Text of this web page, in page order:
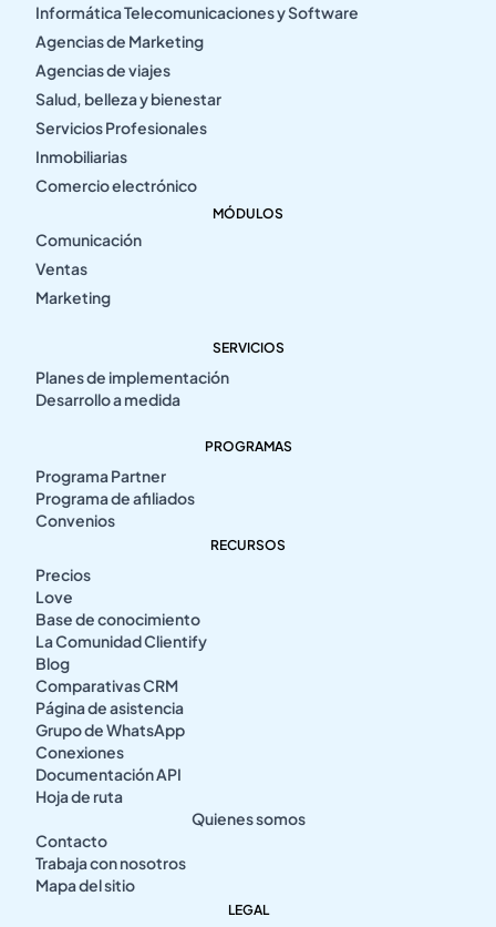
Informática Telecomunicaciones y Software
Agencias de Marketing
Agencias de viajes
Salud, belleza y bienestar
Servicios Profesionales
Inmobiliarias
Comercio electrónico
MÓDULOS
Comunicación
Ventas
Marketing
SERVICIOS
Planes de implementación
Desarrollo a medida
PROGRAMAS
Programa Partner
Programa de afiliados
Convenios
RECURSOS
Precios
Love
Base de conocimiento
La Comunidad Clientify
Blog
Comparativas CRM
Página de asistencia
Grupo de WhatsApp
Conexiones
Documentación API
Hoja de ruta
Quienes somos
Contacto
Trabaja con nosotros
Mapa del sitio
LEGAL